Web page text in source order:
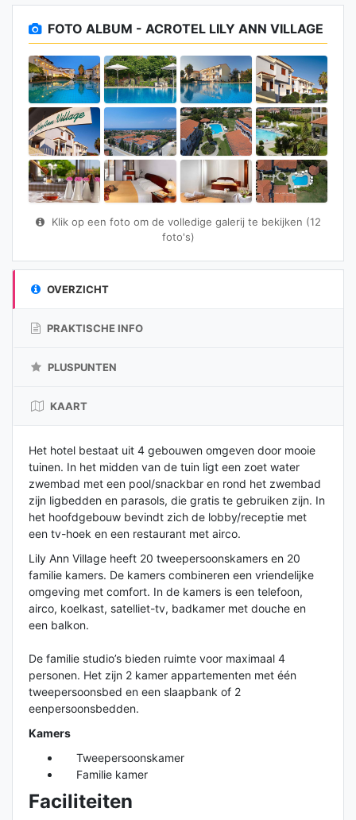
FOTO ALBUM - ACROTEL LILY ANN VILLAGE
Klik op een foto om de volledige galerij te bekijken (12
foto's)
OVERZICHT
PRAKTISCHE INFO
PLUSPUNTEN
KAART
Het hotel bestaat uit 4 gebouwen omgeven door mooie
tuinen. In het midden van de tuin ligt een zoet water
zwembad met een pool/snackbar en rond het zwembad
zijn ligbedden en parasols, die gratis te gebruiken zijn. In
het hoofdgebouw bevindt zich de lobby/receptie met
een tv-hoek en een restaurant met airco.
Lily Ann Village heeft 20 tweepersoonskamers en 20
familie kamers. De kamers combineren een vriendelijke
omgeving met comfort. In de kamers is een telefoon,
airco, koelkast, satelliet-tv, badkamer met douche en
een balkon.
De familie studio’s bieden ruimte voor maximaal 4
personen. Het zijn 2 kamer appartementen met één
tweepersoonsbed en een slaapbank of 2
eenpersoonsbedden.
Kamers
Tweepersoonskamer
Familie kamer
Faciliteiten